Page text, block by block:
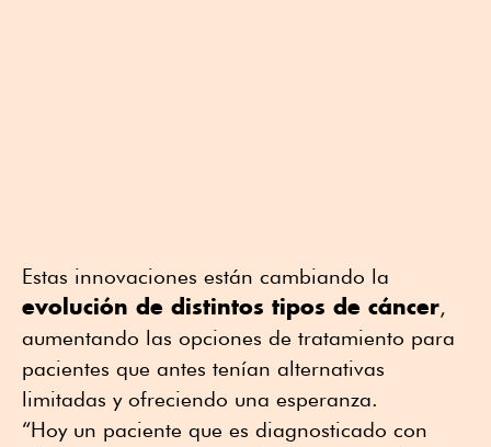
Estas innovaciones están cambiando la
evolución de distintos tipos de cáncer,
aumentando las opciones de tratamiento para
pacientes que antes tenían alternativas
limitadas y ofreciendo una esperanza.
“Hoy un paciente que es diagnosticado con